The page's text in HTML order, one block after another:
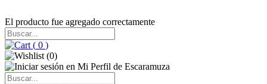
El producto fue agregado correctamente
( 0 )
(0)